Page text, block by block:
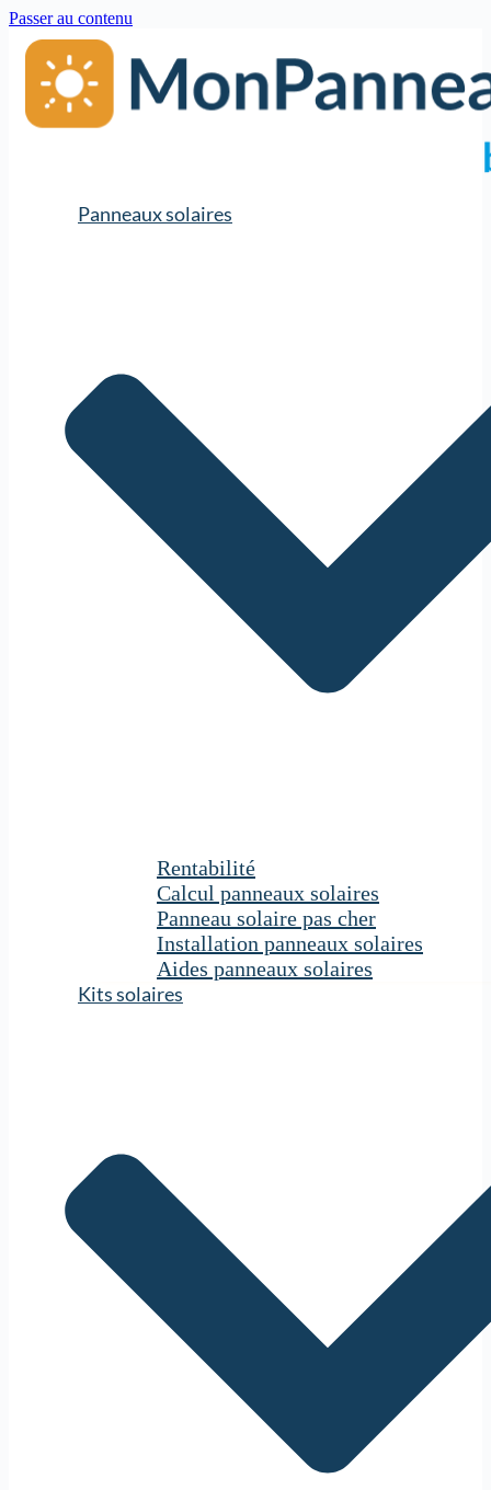
Passer au contenu
Panneaux solaires
Rentabilité
Calcul panneaux solaires
Panneau solaire pas cher
Installation panneaux solaires
Aides panneaux solaires
Kits solaires